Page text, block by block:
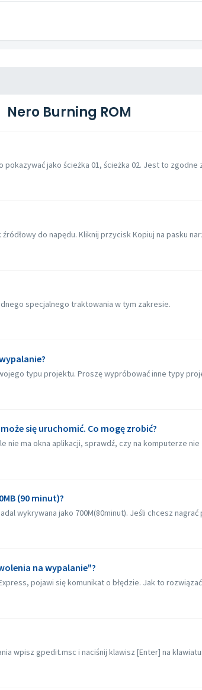
Nero Burning ROM
jako ścieżka 01, ścieżka 02. Jest to zgodne
do napędu. Kliknij przycisk Kopiuj na pasku
specjalnego traktowania w tym zakresie.
typu projektu. Proszę wypróbować inne typy
się uruchomić. Co mogę zrobić?
ma okna aplikacji, sprawdź, czy na komputerze nie
(90 minut)?
wykrywana jako 700M(80minut). Jeśli chcesz nagrać
na wypalanie"?
pojawi się komunikat o błędzie. Jak to
wpisz gpedit.msc i naciśnij klawisz [Enter] na